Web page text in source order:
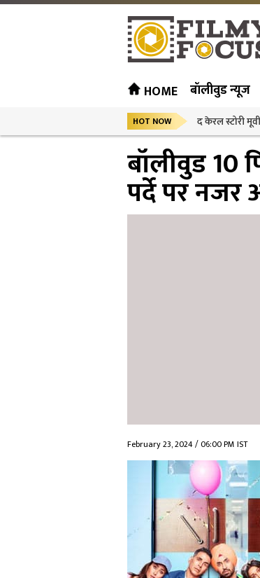
HOME बॉलीवुड न्यूज
HOT NOW द केरल स्टोरी
बॉलीवुड 10
पर्दे पर नजर
February 23, 2024 / 06:00 PM IST